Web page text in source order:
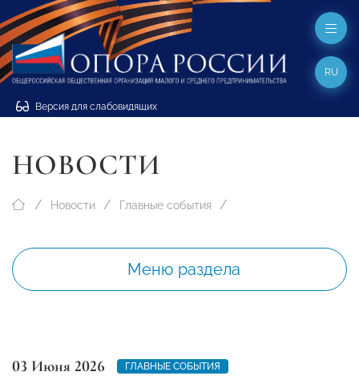
Версия для слабовидящих
RU
НОВОСТИ
Новости Главные события
Меню раздела
03 Июня 2026 ГЛАВНЫЕ СОБЫТИЯ